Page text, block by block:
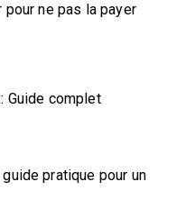
ne pas la payer
Guide complet
pratique pour un